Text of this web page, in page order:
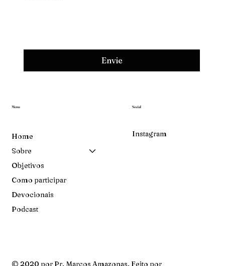
Menu
Home
Sobre
Objetivos
Como participar
Devocionais
Podcast
Social
Instagram
Envie
© 2020 por Pr. Marcos Amazonas. Feito por